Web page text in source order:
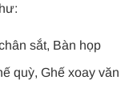
sắt, Bàn họp
quỳ, Ghế xoay văn